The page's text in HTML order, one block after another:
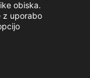
obiska.
z uporabo